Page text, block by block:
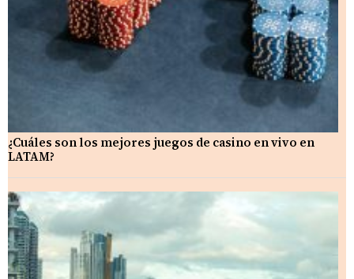
¿Cuáles son los mejores juegos de casino en vivo en
LATAM?